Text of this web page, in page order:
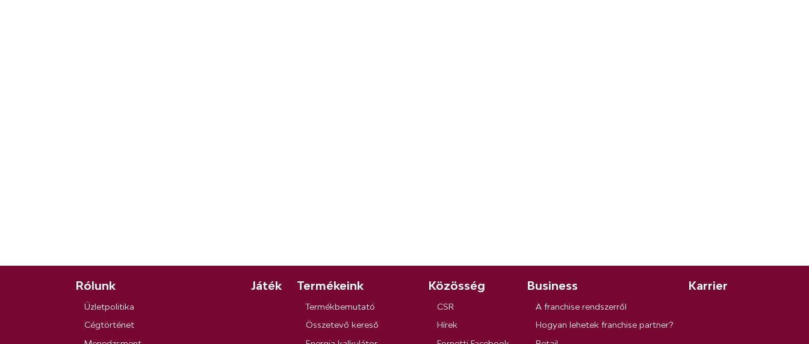
Rólunk
Üzletpolitika
Cégtörténet
Játék Termékeink
Termékbemutató
Összetevő kereső
Közösség
CSR
Hírek
Business
A franchise rendszerről
Hogyan lehetek franchise partner?
Karrier